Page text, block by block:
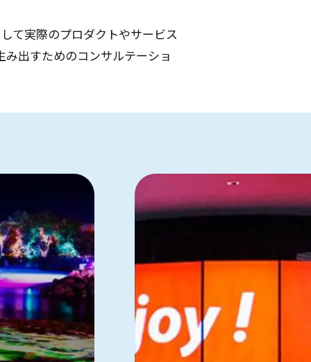
て実際のプロダクトやサービス
出すためのコンサルテーショ